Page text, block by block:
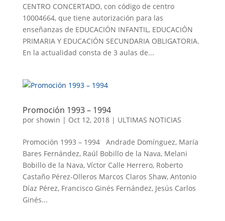
CENTRO CONCERTADO, con código de centro
10004664, que tiene autorización para las
enseñanzas de EDUCACIÓN INFANTIL, EDUCACIÓN
PRIMARIA Y EDUCACIÓN SECUNDARIA OBLIGATORIA.
En la actualidad consta de 3 aulas de...
Promoción 1993 – 1994
por showin | Oct 12, 2018| ULTIMAS NOTICIAS
Promoción 1993 – 1994 Andrade Domínguez, María
Bares Fernández, Raúl Bobillo de la Nava, Melani
Bobillo de la Nava, Víctor Calle Herrero, Roberto
Castaño Pérez-Olleros Marcos Claros Shaw, Antonio
Díaz Pérez, Francisco Ginés Fernández, Jesús Carlos
Ginés...